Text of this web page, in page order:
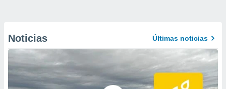
Noticias Últimas noticias